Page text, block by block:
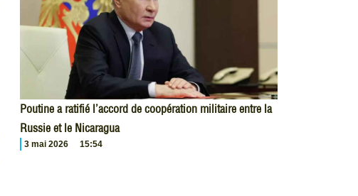
Poutine a ratifié l’accord de coopération militaire entre la
Russie et le Nicaragua
3 mai 2026 15:54